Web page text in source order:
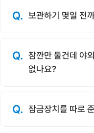
Q. 보관하기 몇일 전
Q. 잠깐만 둘건데 야
없나요?
Q. 잠금장치를 따로